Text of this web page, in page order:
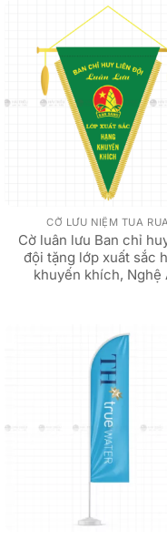
CỜ LƯU NIỆM TUA
Cờ luân lưu Ban chỉ
đội tặng lớp xuất sắc
khuyến khích, Nghệ